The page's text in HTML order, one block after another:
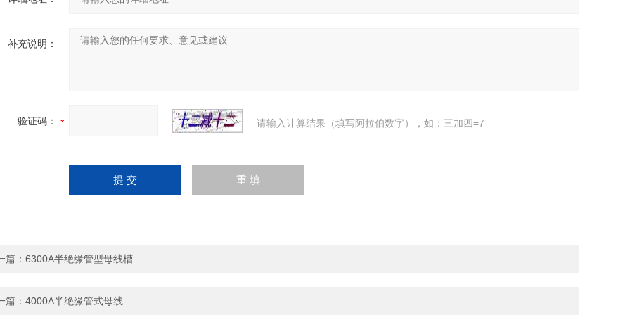
补充说明：
验证码： 请输入计算结果（填写阿拉伯数字），如：三加四=7
篇： 6300A半绝缘管型母线槽
篇： 4000A半绝缘管式母线